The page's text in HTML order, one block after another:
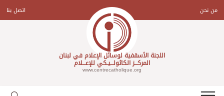
contentمن نحن اتصل بنا
اللجنة الأسقفية لوسائل الإعلام في لبنان
المركـــز الكاثولـــيـكي للإعـــلام
www.centrecatholique.org